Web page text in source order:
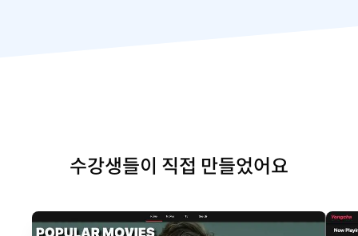
수강생들이 직접 만들었어요